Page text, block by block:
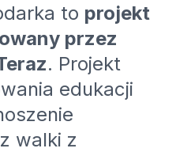
to projekt
przez
. Projekt
edukacji
walki z